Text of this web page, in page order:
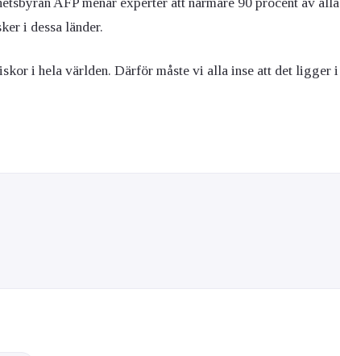
i dessa länder.
i hela världen. Därför måste vi alla inse att det ligger i